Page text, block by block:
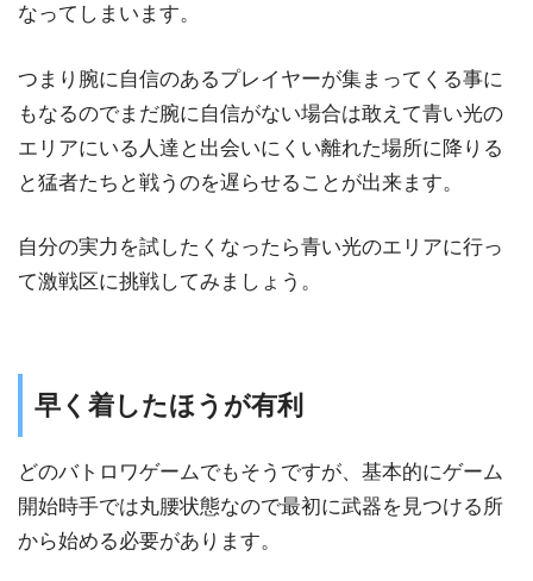
なってしまいます。
つまり腕に自信のあるプレイヤーが集まってくる事に
もなるのでまだ腕に自信がない場合は敢えて青い光の
エリアにいる人達と出会いにくい離れた場所に降りる
と猛者たちと戦うのを遅らせることが出来ます。
自分の実力を試したくなったら青い光のエリアに行っ
て激戦区に挑戦してみましょう。
早く着したほうが有利
どのバトロワゲームでもそうですが、基本的にゲーム
開始時手では丸腰状態なので最初に武器を見つける所
から始める必要があります。